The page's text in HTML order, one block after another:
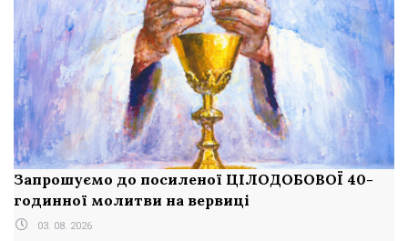
Запрошуємо до посиленої ЦІЛОДОБОВОЇ 40-
годинної молитви на вервиці
03. 08. 2026